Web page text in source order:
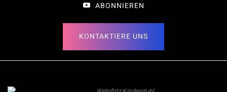
ABONNIEREN
KONTAKTIERE UNS